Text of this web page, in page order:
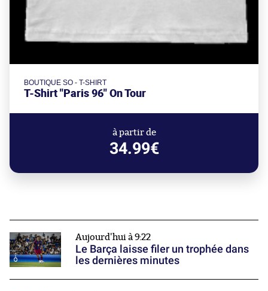
BOUTIQUE SO - T-SHIRT
T-Shirt "Paris 96" On Tour
à partir de
34.99€
Aujourd'hui à 9:22
Le Barça laisse filer un trophée dans
les dernières minutes